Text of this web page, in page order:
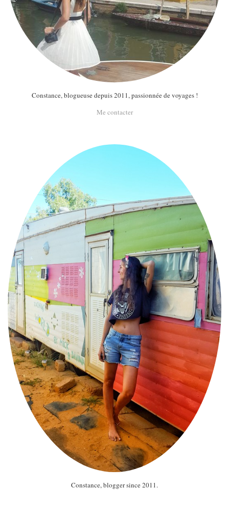
Constance, blogueuse depuis 2011, passionnée de voyages !
Me contacter
Constance, blogger since 2011.